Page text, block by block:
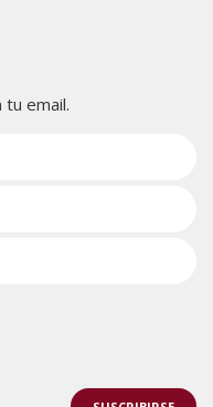
email.